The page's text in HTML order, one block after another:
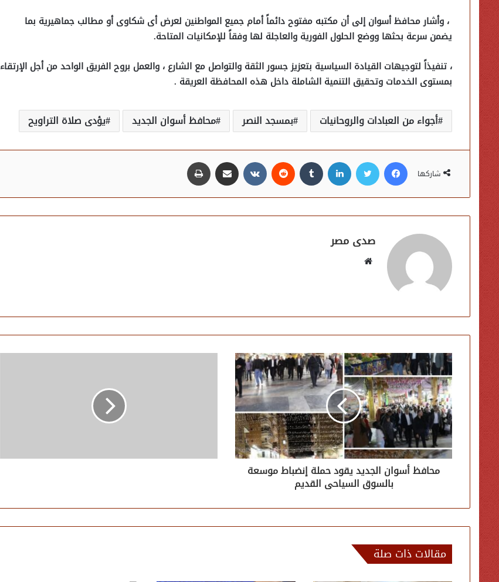
، وأشار محافظ أسوان إلى أن مكتبه مفتوح دائماً أمام جميع المواطنين لعرض أى شكاوى أو مطالب جماهيرية بما
يضمن سرعة بحثها ووضع الحلول الفورية والعاجلة لها وفقاً للإمكانيات المتاحة.
، تنفيذاً لتوجيهات القيادة السياسية بتعزيز جسور الثقة والتواصل مع الشارع ، والعمل بروح الفريق الواحد من أجل الإرتقاء
بمستوى الخدمات وتحقيق التنمية الشاملة داخل هذه المحافظة العريقة .
أجواء من العبادات والروحانيات بمسجد النصر محافظ أسوان الجديد يؤدى صلاة التراويح
شاركها
فيسبوك تويتر لينكدإن مشاركة عبر البريد
صدى مصر
موقع
محافظ أسوان الجديد يقود حملة إنضباط موسعة
بالسوق السياحى القديم
مقالات ذات صلة